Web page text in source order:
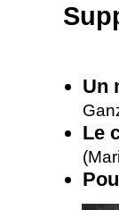
Un
Le